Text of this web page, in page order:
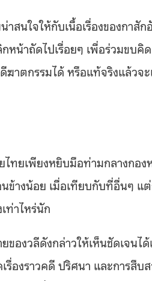
สนใจให้กับเนื้อเรื่องของกาสั
หน้าถัดไปเรื่อยๆ เพื่อร่วมขบคิ
าตกรรมได้ หรือแท้จริงแล้วจ
ทยเพียงหยิบมือท่ามกลางกอ
างน้อย เมื่อเทียบกับที่อื่นๆ แต่
ท่าไหร่นัก
งวลีดังกล่าวให้เห็นชัดเจนได้
องราวคดี ปริศนา และการสืบ